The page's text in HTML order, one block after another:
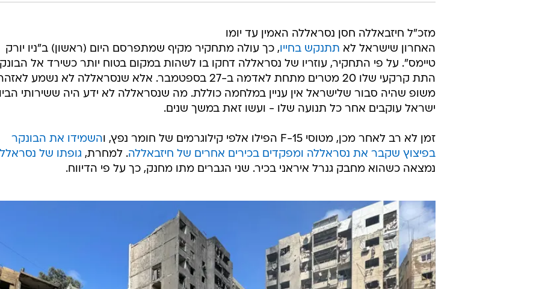
מזכ"ל חיזבאללה חסן נסראללה האמין עד יומו
האחרון שישראל לא תתנקש בחייו, כך עולה מתחקיר מקיף שמתפרסם היום (ראשון) ב"ניו יורק
טיימס". על פי התחקיר, עוזריו של נסראללה דחקו בו לשהות במקום בטוח יותר כשירד אל
התת קרקעי שלו 20 מטרים מתחת לאדמה ב-27 בספטמבר. אלא שנסראללה לא נשמע
משופ שהיה סבור שלישראל אין עניין במלחמה כוללת. מה שנסראללה לא ידע היה ששירותי
ישראל עוקבים אחר כל תנועה שלו - ועשו זאת במשך שנים.
זמן לא רב לאחר מכן, מטוסי F-15 הפילו אלפי קילוגרמים של חומר נפץ, ו
השמידו את הבונקר
בפיצוץ שקבר את נסראללה ומפקדים בכירים אחרים של חיזבאללה. למחרת, גופתו של
נמצאה כשהוא מחבק גנרל איראני בכיר. שני הגברים מתו מחנק, כך על פי הדיווח.